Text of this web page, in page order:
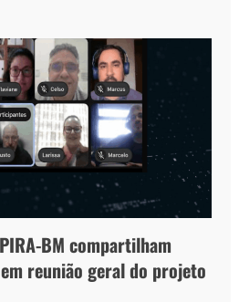
BM compartilham
reunião geral do projeto